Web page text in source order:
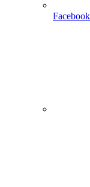
Facebook